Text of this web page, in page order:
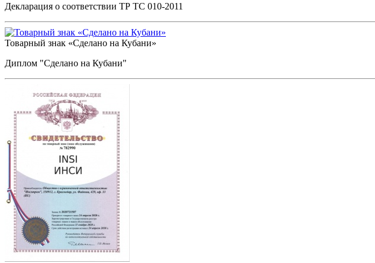
Декларация о соответствии ТР ТС 010-2011
Товарный знак «Сделано на Кубани»
Диплом "Сделано на Кубани"